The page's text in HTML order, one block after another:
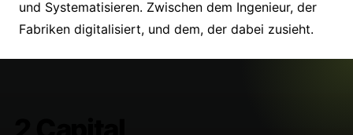
und Systematisieren. Zwischen dem Ingenieur, der
Fabriken digitalisiert, und dem, der dabei zusieht.